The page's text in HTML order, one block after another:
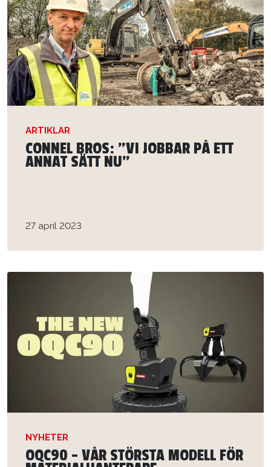
ARTIKLAR
CONNEL BROS: ”VI JOBBAR PÅ ETT
ANNAT SÄTT NU”
27 april 2023
NYHETER
OQC90 - VÅR STÖRSTA MODELL FÖR